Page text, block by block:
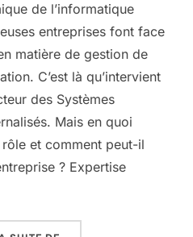
de l’informatique
entreprises font face
matière de gestion de
C’est là qu’intervient
des Systèmes
Mais en quoi
et comment peut-il
? Expertise